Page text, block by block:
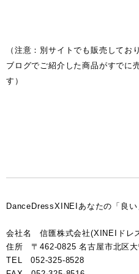
（注意：別サイトでも販売して
ブログでご紹介した商品がすでに
す）
DanceDressXINEIあなたの「良い
会社名 信匯株式会社(XINEIドレ
住所 〒462-0825 名古屋市北区
TEL 052-325-8528